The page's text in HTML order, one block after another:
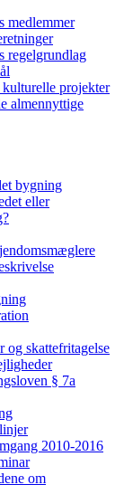
medlemmer
regelgrundlag
projekter
almennyttige
bygning
eller
og skattefritagelse
§ 7a
2010-2016
om